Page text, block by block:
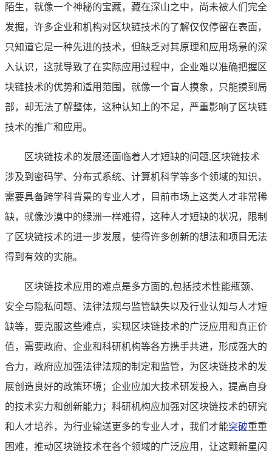
陌生，就像一个神秘的宝藏，藏在深山之中，尚未被人们完全
发掘，许多企业和机构对区块链技术的了解仅仅停留在表面，
只知道它是一种先进的技术，但缺乏对其原理和应用场景的深
入认识，这就导致了在实际应用过程中，企业难以准确把握区
块链技术的优势和适用范围，就像一个盲人摸象，只能摸到局
部，却无法了解整体，这种认知上的不足，严重影响了区块链
技术的推广和应用。
区块链技术的发展还面临着人才短缺的问题,区块链技术
涉及到密码学、分布式系统、计算机科学等多个领域的知识，
需要具备跨学科背景的专业人才，目前市场上这类人才非常稀
缺，就像沙漠中的绿洲一样难得，这种人才短缺的状况，限制
了区块链技术的进一步发展，使得许多创新的想法和项目无法
得到有效的实施。
区块链技术应用的难点是多方面的,包括技术性能瓶颈、
安全与隐私问题、法律法规与监管缺失以及行业认知与人才短
缺等，要克服这些难点，实现区块链技术的广泛应用和真正价
值，需要政府、企业和科研机构等各方携手共进，形成强大的
合力，政府应加强法律法规的制定和监管，为区块链技术的发
展创造良好的政策环境；企业应加大技术研发投入，提高自身
的技术实力和创新能力；科研机构应加强对区块链技术的研究
和人才培养，为行业输送更多的专业人才，我们才能突破重重
困难，推动区块链技术在各个领域的广泛应用，让这颗新星闪